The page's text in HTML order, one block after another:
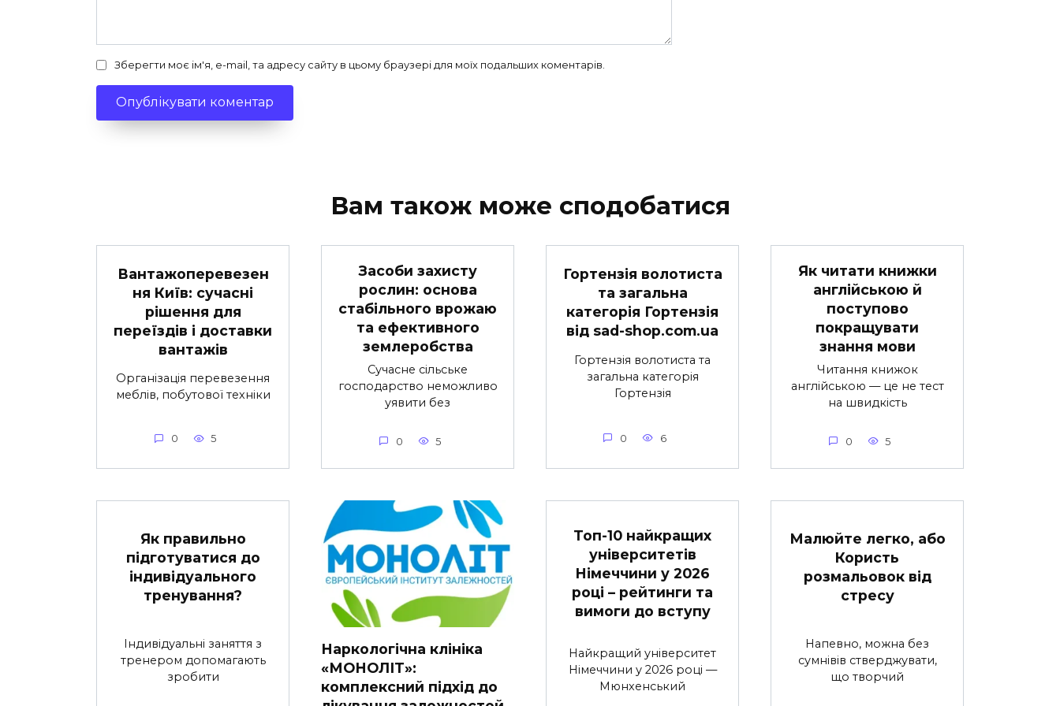
Зберегти моє ім'я, e-mail, та адресу сайту в цьому браузері для моїх подальших коментарів.
Вам також може сподобатися
Вантажоперевезен
ня Київ: сучасні
рішення для
переїздів і доставки
вантажів
Організація перевезення
меблів, побутової техніки
0 5
Засоби захисту
рослин: основа
стабільного врожаю
та ефективного
землеробства
Сучасне сільське
господарство неможливо
уявити без
0 5
Гортензія волотиста
та загальна
категорія Гортензія
від sad-shop.com.ua
Гортензія волотиста та
загальна категорія
Гортензія
0 6
Як читати книжки
англійською й
поступово
покращувати
знання мови
Читання книжок
англійською — це не тест
на швидкість
0 5
Як правильно
підготуватися до
індивідуального
тренування?
Індивідуальні заняття з
тренером допомагають
зробити
Наркологічна клініка
«МОНОЛІТ»:
комплексний підхід до
Топ-10 найкращих
університетів
Німеччини у 2026
році – рейтинги та
вимоги до вступу
Найкращий університет
Німеччини у 2026 році —
Мюнхенський
Малюйте легко, або
Користь
розмальовок від
стресу
Напевно, можна без
сумнівів стверджувати,
що творчий